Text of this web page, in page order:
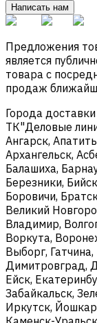
Написать нам
Предложения
является
товара с
продаж
Города
ТК"Деловые
Ангарск,
Архангельск,
Балашиха,
Березники,
Боровичи,
Великий
Владимир,
Воркута,
Выборг,
Димитровград,
Ейск,
Забайкальск,
Иркутск,